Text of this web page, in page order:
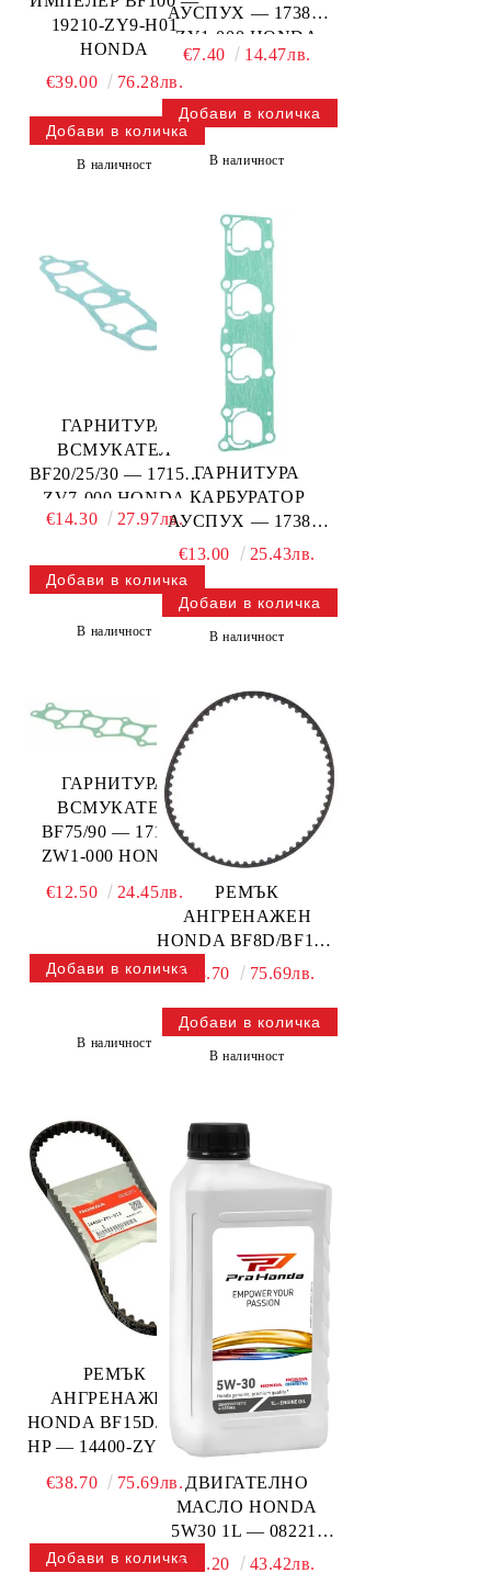
19210-ZY9-H01
HONDA
€39.00
76.28лв.
В наличност
АУСПУХ — 17384-
ZY1-000 HONDA
€7.40
14.47лв.
В наличност
ГАРНИТУРА
ВСМУКАТЕЛ
BF20/25/30 — 17151-
ZV7-000 HONDA
€14.30
27.97лв.
В наличност
ГАРНИТУРА
КАРБУРАТОР
АУСПУХ — 17384-
ZW1-000 HONDA
€13.00 25.43лв.
В наличност
ГАРНИТУРА
ВСМУКАТЕЛ
BF75/90 — 17151-
ZW1-000 HONDA
€12.50
24.45лв.
В наличност
РЕМЪК
АНГРЕНАЖЕН
HONDA BF8D/BF10D
HP — 14400-ZW9-004
€38.70 75.69лв.
В наличност
РЕМЪК
АНГРЕНАЖЕН
HONDA BF15D/BF20
HP — 14400-ZY1-013
HONDA
€38.70 75.69лв. ДВИГАТЕЛНО
МАСЛО HONDA
5W30 1L — 08221-
777-100PRO HONDA
€22.20 43.42лв.